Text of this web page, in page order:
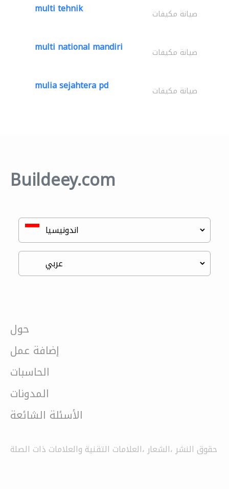
multi tehnik صيانة مكيفات
multi national mandiri صيانة مكيفات
mulia sejahtera pd صيانة مكيفات
Buildeey.com
حول
إضافة عمل
الحاسبات
المدونات
الأسئلة الشائعة
حقوق النشر ،الشعار ،العلامات التقنية والعلامات ذات الصلة